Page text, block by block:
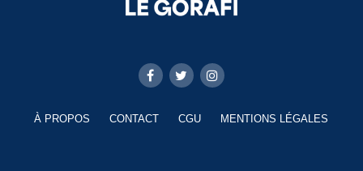
À PROPOS CONTACT CGU MENTIONS LÉGALES